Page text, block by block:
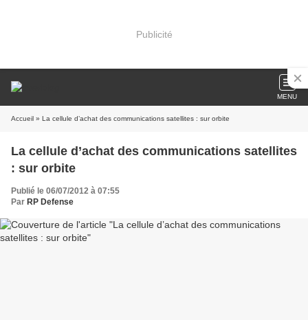
Publicité
MENU
Accueil » La cellule d’achat des communications satellites : sur orbite
La cellule d’achat des communications satellites
: sur orbite
Publié le 06/07/2012 à 07:55
Par RP Defense